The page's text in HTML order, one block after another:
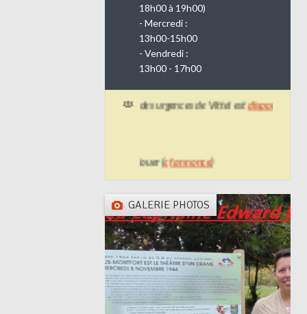
18h00 à 19h00)
- Mercredi :
13h00-15h00
- Vendredi :
13h00 - 17h00
Le planning d'ouverture des urgences de Vittel est disponible ici.
Logement communal à louer (cf annonce)
GALERIE PHOTOS